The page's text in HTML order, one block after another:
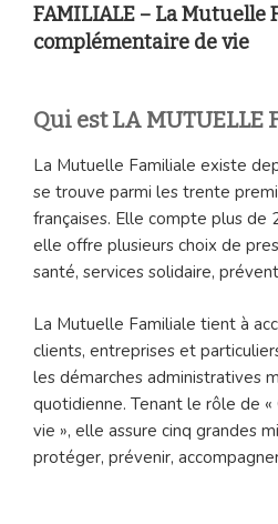
FAMILIALE – La Mutuelle
complémentaire de vie
Qui est LA MUTUELLE
La Mutuelle Familiale existe
se trouve parmi les trente
françaises. Elle compte plus de
elle offre plusieurs choix de
santé, services solidaire,
La Mutuelle Familiale tient à
clients, entreprises et
les démarches administratives
quotidienne. Tenant le rôle de
vie », elle assure cinq grandes
protéger, prévenir,